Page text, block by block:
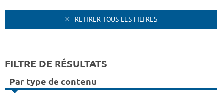
RETIRER TOUS LES FILTRES
FILTRE DE RÉSULTATS
Par type de contenu